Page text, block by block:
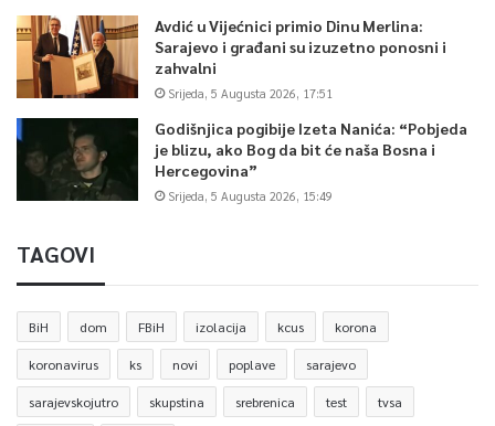
Avdić u Vijećnici primio Dinu Merlina:
Sarajevo i građani su izuzetno ponosni i
zahvalni
Srijeda, 5 Augusta 2026, 17:51
Godišnjica pogibije Izeta Nanića: “Pobjeda
je blizu, ako Bog da bit će naša Bosna i
Hercegovina”
Srijeda, 5 Augusta 2026, 15:49
TAGOVI
BiH dom FBiH izolacija kcus korona
koronavirus ks novi poplave sarajevo
sarajevskojutro skupstina srebrenica test tvsa